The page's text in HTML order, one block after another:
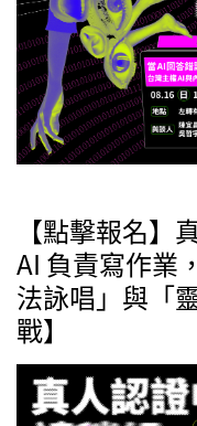
【點擊報名】
AI 負責寫作業
法詠唱」與「
戰】